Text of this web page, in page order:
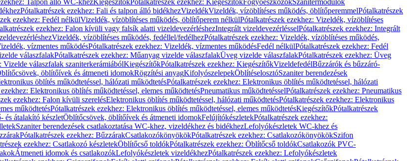
Talpon álló WC-khezKiegészítőkPótalkatrészek ezekhez: KiegészítőkFogyóeszközökSzanitermodulok
Pótalkatrészek ezekhez: Fali és talpon álló bidékhezVizeldékVizeldék, vízöblítéses működés, öblítőperemmelPótalkatrészek
ezekhez: Fedél nélkülVizeldék, vízöblítéses működés, öblítőperem nélkülPótalkatrészek ezekhez: Vizeldék, vízöblítéses
ezekhez: Falon kívüli vagy falsík alatti vizeldevezérléshezIntegrált vizeldevezérlésselPótalkatrészek ezekhez: Integrált
Vizeldék, vízöblítéses működés, fedéllel/fedélhezPótalkatrészek ezekhez: Vizeldék, vízöblítéses működés,
vízmentes működésPótalkatrészek ezekhez: Vizeldék, vízmentes működésFedél nélkülPótalkatrészek ezekhez: Fedél
válaszfalakPótalkatrészek ezekhez: Műanyag vizelde válaszfalakÜveg vizelde válaszfalakPótalkatrészek ezekhez: Üveg
Vizelde válaszfalak szaniterkerámiábólKiegészítőkPótalkatrészek ezekhez: KiegészítőkVizeldefedélBűzzárók és bűzzáró-
öblítőívek és átmeneti idomokRögzítési anyagKifolyószelepekÖblítéselosztóSzaniter berendezések
öblítés működtetéssel, hálózati működtetésPótalkatrészek ezekhez: Elektronikus öblítés működtetéssel, hálózati
Elektronikus öblítés működtetéssel, elemes működtetésPneumatikus működtetésselPótalkatrészek ezekhez: Pneumatikus
ezekhez: Falon kívüli szerelésElektronikus öblítés működtetéssel, hálózati működtetésPótalkatrészek ezekhez: Elektronikus
működtetésPótalkatrészek ezekhez: Elektronikus öblítés működtetéssel, elemes működtetésKiegészítőkPótalkatrészek
és átalakító készletÖblítőcsövek, öblítőívek és átmeneti idomokFelújítókészletekPótalkatrészek ezekhez:
Szaniter berendezések csatlakoztatása WC-khez, vizeldékhez és bidékhezLefolyókészletek WC-khez és
Pótalkatrészek ezekhez: BűzzárakCsatlakozókönyökökPótalkatrészek ezekhez: CsatlakozókönyökökSzifon
ezekhez: Csatlakozó készletekÖblítőcső toldókPótalkatrészek ezekhez: Öblítőcső toldókCsatlakozók PVC-
Átmeneti idomok és csatlakozókLefolyókészletek vizeldékhezPótalkatrészek ezekhez: Lefolyókészletek